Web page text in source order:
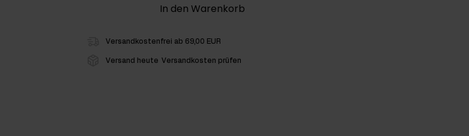
In den Warenkorb
Versandkostenfrei ab 69,00 EUR
Versand heute Versandkosten prüfen